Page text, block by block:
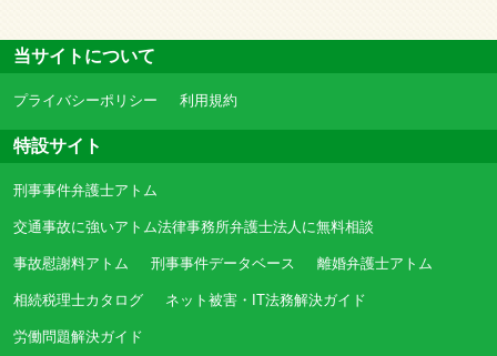
当サイトについて
プライバシーポリシー 利用規約
特設サイト
刑事事件弁護士アトム
交通事故に強いアトム法律事務所弁護士法人に無料相談
事故慰謝料アトム 刑事事件データベース 離婚弁護士アトム
相続税理士カタログ ネット被害・IT法務解決ガイド
労働問題解決ガイド